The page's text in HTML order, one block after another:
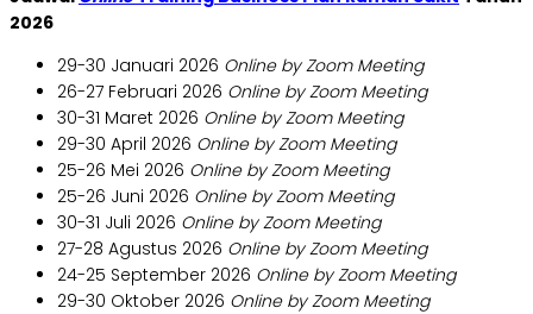
2026
29-30 Januari 2026 Online by Zoom Meeting
26-27 Februari 2026 Online by Zoom Meeting
30-31 Maret 2026 Online by Zoom Meeting
29-30 April 2026 Online by Zoom Meeting
25-26 Mei 2026 Online by Zoom Meeting
25-26 Juni 2026 Online by Zoom Meeting
30-31 Juli 2026 Online by Zoom Meeting
27-28 Agustus 2026 Online by Zoom Meeting
24-25 September 2026 Online by Zoom Meeting
29-30 Oktober 2026 Online by Zoom Meeting